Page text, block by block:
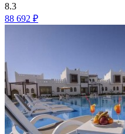
8.3
88 692 ₽